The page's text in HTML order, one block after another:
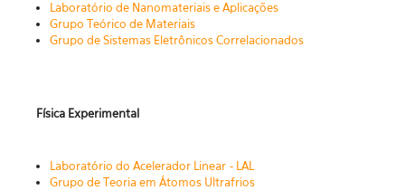
Laboratório de Nanomateriais e Aplicações
Grupo Teórico de Materiais
Grupo de Sistemas Eletrônicos Correlacionados
Física Experimental
Laboratório do Acelerador Linear - LAL
Grupo de Teoria em Átomos Ultrafrios